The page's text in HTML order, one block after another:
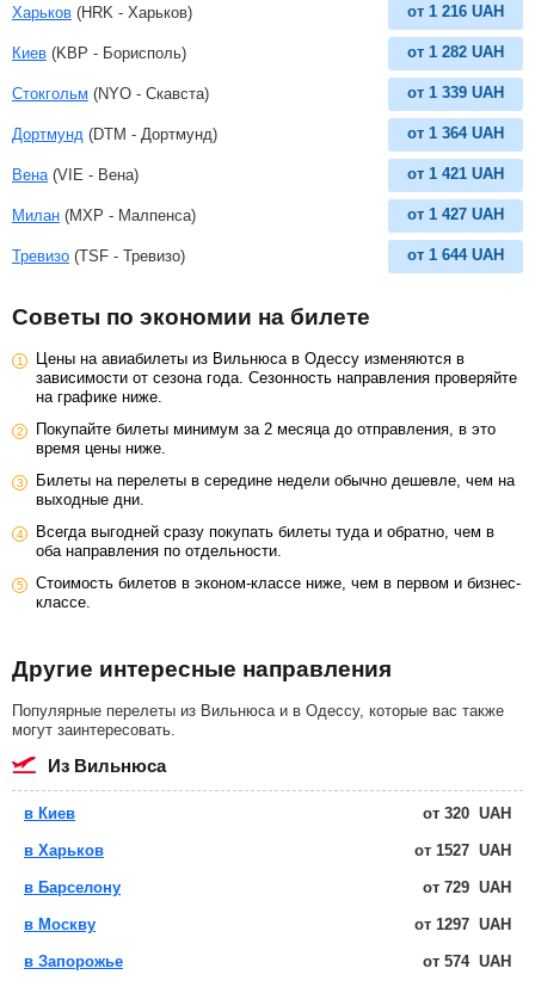
Харьков (HRK - Харьков) от 1 216 UAH
Киев (KBP - Борисполь) от 1 282 UAH
Стокгольм (NYO - Скавста) от 1 339 UAH
Дортмунд (DTM - Дортмунд) от 1 364 UAH
Вена (VIE - Вена) от 1 421 UAH
Милан (MXP - Малпенса) от 1 427 UAH
Тревизо (TSF - Тревизо) от 1 644 UAH
Советы по экономии на билете
Цены на авиабилеты из Вильнюса в Одессу изменяются в
зависимости от сезона года. Сезонность направления проверяйте
на графике ниже.
Покупайте билеты минимум за 2 месяца до отправления, в это
время цены ниже.
Билеты на перелеты в середине недели обычно дешевле, чем на
выходные дни.
Всегда выгодней сразу покупать билеты туда и обратно, чем в
оба направления по отдельности.
Стоимость билетов в эконом-классе ниже, чем в первом и бизнес-
классе.
Другие интересные направления
Популярные перелеты из Вильнюса и в Одессу, которые вас также
могут заинтересовать.
из Вильнюса
в Киев от 320 UAH
в Харьков от 1527 UAH
в Барселону от 729 UAH
в Москву от 1297 UAH
в Запорожье от 574 UAH